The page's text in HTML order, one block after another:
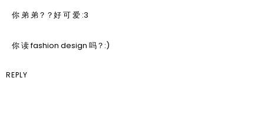
你 弟 弟？？好 可 爱 :3
你 读 fashion design 吗？:)
REPLY